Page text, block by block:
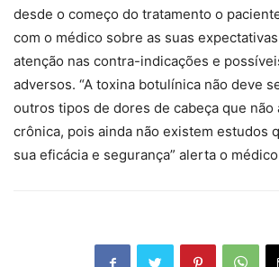
desde o começo do tratamento o
com o médico sobre as suas
atenção nas contra-indicações e
adversos. “A toxina botulínica não deve
outros tipos de dores de cabeça que não
crônica, pois ainda não existem estudos
sua eficácia e segurança” alerta o